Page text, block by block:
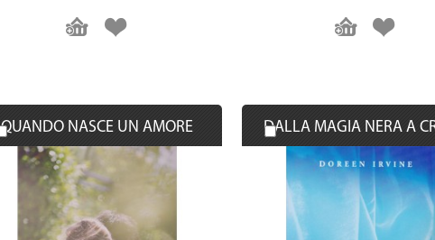
QUANDO NASCE UN AMORE DALLA MAGIA NERA A